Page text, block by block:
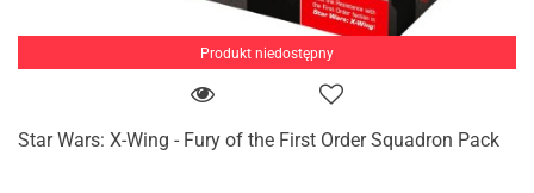
Produkt niedostępny
Star Wars: X-Wing - Fury of the First Order Squadron Pack